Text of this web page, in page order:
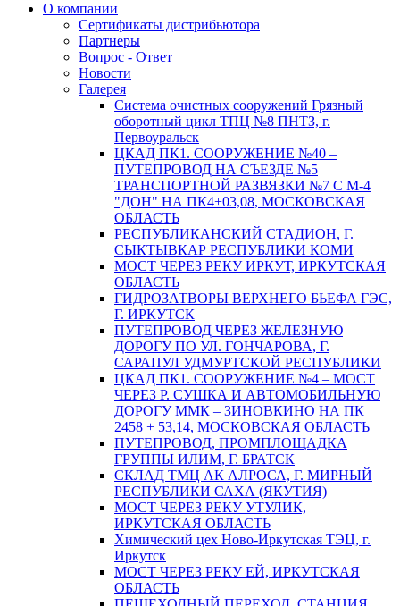
О компании
Сертификаты дистрибьютора
Партнеры
Вопрос - Ответ
Новости
Галерея
Система очистных сооружений Грязный
оборотный цикл ТПЦ №8 ПНТЗ, г.
Первоуральск
ЦКАД ПК1. СООРУЖЕНИЕ №40 –
ПУТЕПРОВОД НА СЪЕЗДЕ №5
ТРАНСПОРТНОЙ РАЗВЯЗКИ №7 С М-4
"ДОН" НА ПК4+03,08, МОСКОВСКАЯ
ОБЛАСТЬ
РЕСПУБЛИКАНСКИЙ СТАДИОН, Г.
СЫКТЫВКАР РЕСПУБЛИКИ КОМИ
МОСТ ЧЕРЕЗ РЕКУ ИРКУТ, ИРКУТСКАЯ
ОБЛАСТЬ
ГИДРОЗАТВОРЫ ВЕРХНЕГО БЬЕФА ГЭС,
Г. ИРКУТСК
ПУТЕПРОВОД ЧЕРЕЗ ЖЕЛЕЗНУЮ
ДОРОГУ ПО УЛ. ГОНЧАРОВА, Г.
САРАПУЛ УДМУРТСКОЙ РЕСПУБЛИКИ
ЦКАД ПК1. СООРУЖЕНИЕ №4 – МОСТ
ЧЕРЕЗ Р. СУШКА И АВТОМОБИЛЬНУЮ
ДОРОГУ ММК – ЗИНОВКИНО НА ПК
2458 + 53,14, МОСКОВСКАЯ ОБЛАСТЬ
ПУТЕПРОВОД, ПРОМПЛОЩАДКА
ГРУППЫ ИЛИМ, Г. БРАТСК
СКЛАД ТМЦ АК АЛРОСА, Г. МИРНЫЙ
РЕСПУБЛИКИ САХА (ЯКУТИЯ)
МОСТ ЧЕРЕЗ РЕКУ УТУЛИК,
ИРКУТСКАЯ ОБЛАСТЬ
Химический цех Ново-Иркутская ТЭЦ, г.
Иркутск
МОСТ ЧЕРЕЗ РЕКУ ЕЙ, ИРКУТСКАЯ
ОБЛАСТЬ